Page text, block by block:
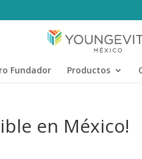
Fundador Productos
en México!